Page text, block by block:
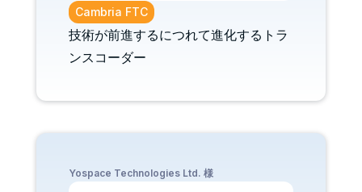
Cambria FTC
技術が前進するにつれて進化するトラ
ンスコーダー
Yospace Technologies Ltd. 様